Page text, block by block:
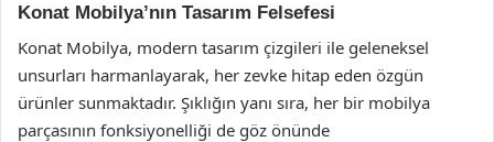
Konat Mobilya’nın Tasarım Felsefesi
Konat Mobilya, modern tasarım çizgileri ile geleneksel
unsurları harmanlayarak, her zevke hitap eden özgün
ürünler sunmaktadır. Şıklığın yanı sıra, her bir mobilya
parçasının fonksiyonelliği de göz önünde